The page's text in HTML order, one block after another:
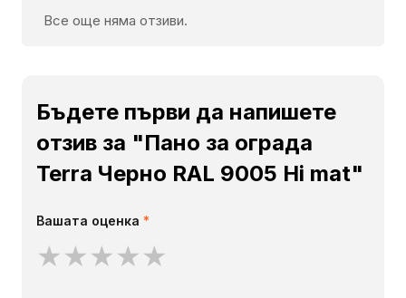
Все още няма отзиви.
Бъдете първи да напишете
отзив за "Пано за ограда
Terra Черно RAL 9005 Hi mat"
Вашата оценка *
★★★★★